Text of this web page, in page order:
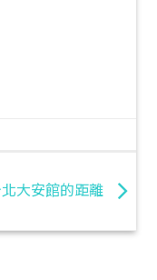
大安館的距離